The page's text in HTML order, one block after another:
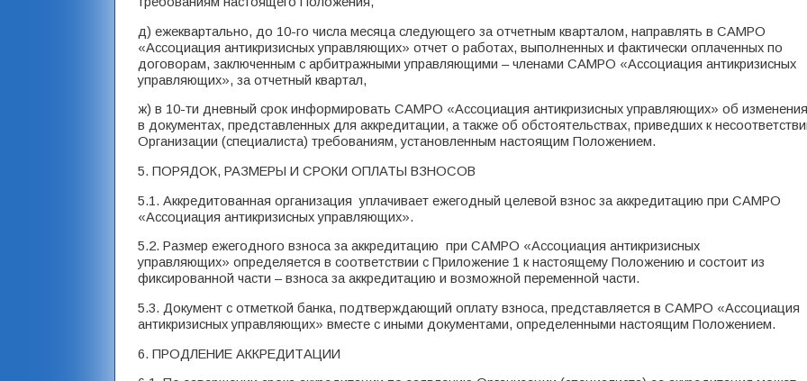
д) ежеквартально, до 10-го числа месяца следующего за отчетным кварталом, направлять в САМРО
«Ассоциация антикризисных управляющих» отчет о работах, выполненных и фактически оплаченных по
договорам, заключенным с арбитражными управляющими – членами САМРО «Ассоциация антикризисных
управляющих», за отчетный квартал,
ж) в 10-ти дневный срок информировать САМРО «Ассоциация антикризисных управляющих» об
в документах, представленных для аккредитации, а также об обстоятельствах, приведших к
Организации (специалиста) требованиям, установленным настоящим Положением.
5. ПОРЯДОК, РАЗМЕРЫ И СРОКИ ОПЛАТЫ ВЗНОСОВ
5.1. Аккредитованная организация уплачивает ежегодный целевой взнос за аккредитацию при САМРО
«Ассоциация антикризисных управляющих».
5.2. Размер ежегодного взноса за аккредитацию при САМРО «Ассоциация антикризисных
управляющих» определяется в соответствии с Приложение 1 к настоящему Положению и состоит из
фиксированной части – взноса за аккредитацию и возможной переменной части.
5.3. Документ с отметкой банка, подтверждающий оплату взноса, представляется в САМРО «Ассоциация
антикризисных управляющих» вместе с иными документами, определенными настоящим Положением.
6. ПРОДЛЕНИЕ АККРЕДИТАЦИИ